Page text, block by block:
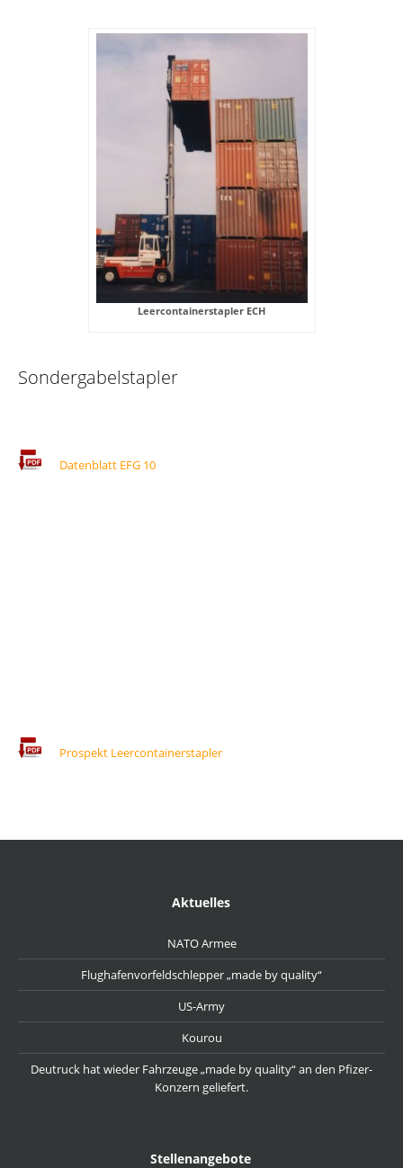
Leercontainerstapler ECH
Sondergabelstapler
Datenblatt EFG 10
Prospekt Leercontainerstapler
Aktuelles
NATO Armee
Flughafenvorfeldschlepper „made by quality“
US-Army
Kourou
Deutruck hat wieder Fahrzeuge „made by quality“ an den Pfizer-
Konzern geliefert.
Stellenangebote